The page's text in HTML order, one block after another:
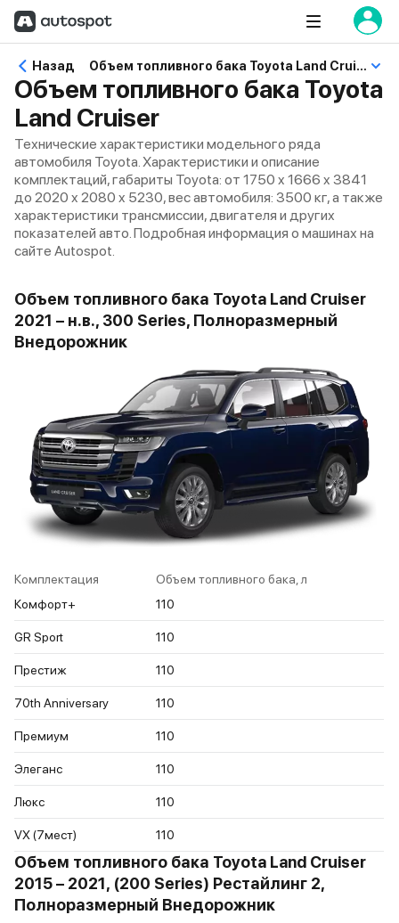
Назад Объем топливного бака Toyota Land Cruiser
Объем топливного бака Toyota
Land Cruiser
Технические характеристики модельного ряда
автомобиля Toyota. Характеристики и описание
комплектаций, габариты Toyota: от 1750 x 1666 x 3841
до 2020 x 2080 x 5230, вес автомобиля: 3500 кг, а также
характеристики трансмиссии, двигателя и других
показателей авто. Подробная информация о машинах на
сайте Autospot.
Объем топливного бака Toyota Land Cruiser
2021 – н.в., 300 Series, Полноразмерный
Внедорожник
Комплектация
Объем топливного бака, л
Комфорт+
110
GR Sport 110
Престиж 110
70th Anniversary 110
Премиум 110
Элеганс 110
Люкс 110
VX (7мест) 110
Объем топливного бака Toyota Land Cruiser
2015 – 2021, (200 Series) Рестайлинг 2,
Полноразмерный Внедорожник